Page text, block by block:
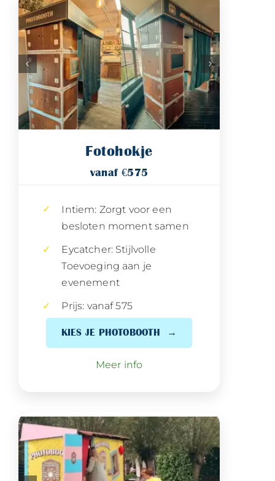
Fotohokje
vanaf €575
Intiem: Zorgt voor een
besloten moment samen
Eycatcher: Stijlvolle
Toevoeging aan je
evenement
Prijs: vanaf 575
KIES JE PHOTOBOOTH
Meer info